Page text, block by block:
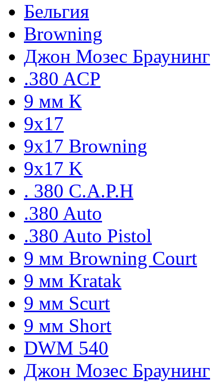
Бельгия
Browning
Джон Мозес Браунинг
.380 ACP
9 мм К
9x17
9х17 Browning
9х17 K
. 380 C.A.P.H
.380 Auto
.380 Auto Pistol
9 мм Browning Court
9 мм Kratak
9 мм Scurt
9 мм Short
DWM 540
Джон Мозес Браунинг